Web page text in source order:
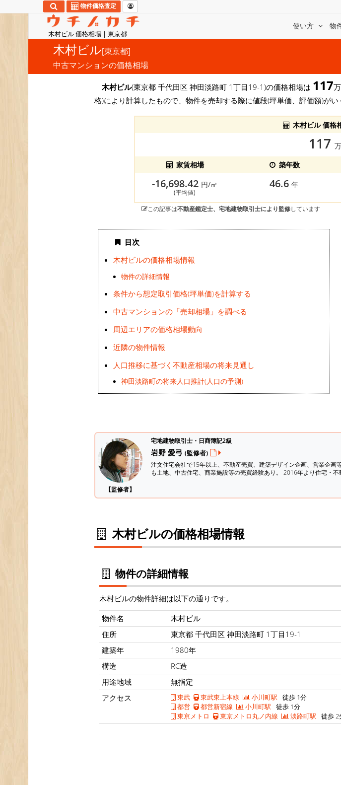
木村ビル 価格相場 | 東京都
使い方 物
物件価格査定
木村ビル[東京都]
中古マンションの価格相場
木村ビル(東京都 千代田区 神田淡路町 1丁目19-1)の価格相場は 117
格)により計算したもので、物件を売却する際に値段(坪単価、評価額)がい
木村ビル 価格
117
家賃相場
築年数
-16,698.42 円/㎡
(平均値)
46.6 年
この記事は不動産鑑定士、宅地建物取引士により監修しています
目次
木村ビルの価格相場情報
物件の詳細情報
条件から想定取引価格(坪単価)を計算する
中古マンションの「売却相場」を調べる
周辺エリアの価格相場動向
近隣の物件情報
人口推移に基づく不動産相場の将来見通し
神田淡路町の将来人口推計(人口の予測)
【監修者】
宅地建物取引士・日商簿記2級
岩野 愛弓 (監修者)
注文住宅会社で15年以上、不動産売買、建築デザイン企画、営業企画
も土地、中古住宅、商業施設等の売買経験あり。 2016年より住宅・
木村ビルの価格相場情報
物件の詳細情報
木村ビルの物件詳細は以下の通りです。
物件名
木村ビル
住所
東京都 千代田区 神田淡路町 1丁目19-1
建築年
1980年
構造
RC造
用途地域
無指定
アクセス
東武 東武東上本線 小川町駅 徒歩 1分
都営
都営新宿線 小川町駅 徒歩 1分
東京メトロ
東京メトロ丸ノ内線 淡路町駅 徒歩 2